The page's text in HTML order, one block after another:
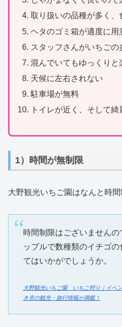
取り扱いの品種が多く、
ヘタのゴミ箱が適度に用
スタッフさんがいちご
混んでいてもゆっくりと
天候に左右されない
駐車場が無料
トイレが近く、そして綺
1）時間が無制限
大野観光いちご園はなんと時間
時間制限はございません
ップルで数種類のイチゴ
てはいかがでしょうか。
大野観光いちご園 いちご狩り｜イベ
き市の観光・旅行情報が満載！